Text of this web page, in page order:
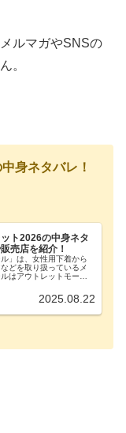
ルマガやSNSの
。
身ネタバレ！
ト2026の中身ネタ
売店を紹介！
」は、女性用下着から
どを取り扱っているメ
はアウトレットモール
。2026年分の福袋を楽し
2025.08.22